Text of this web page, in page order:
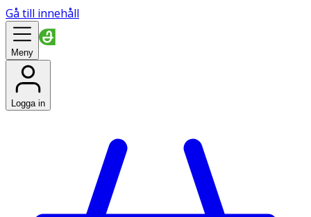
Gå till innehåll
Meny
Logga in